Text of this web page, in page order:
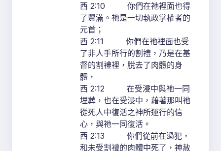
西 2:10 你們在祂裡面也得
了豐滿。祂是一切執政掌權者的
元首；
西 2:11 你們在祂裡面也受
了非人手所行的割禮，乃是在基
督的割禮裡，脫去了肉體的身
體，
西 2:12 在受浸中與祂一同
埋葬，也在受浸中，藉著那叫祂
從死人中復活之神所運行的信
心，與祂一同復活。
西 2:13 你們從前在過犯，
和未受割禮的肉體中死了，神赦